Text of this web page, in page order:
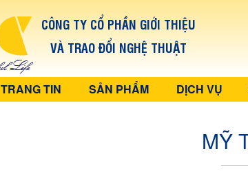
CÔNG TY CỔ PHẦN GIỚI THIỆU
VÀ TRAO ĐỔI NGHỆ THUẬT
TRANG TIN SẢN PHẨM DỊCH VỤ
MỸ